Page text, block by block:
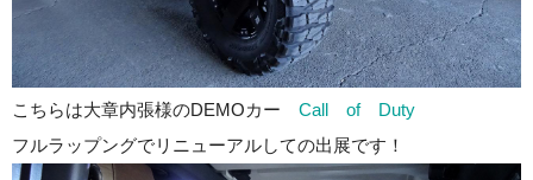
こちらは大章内張様のDEMOカー Call of Duty
フルラップングでリニューアルしての出展です！